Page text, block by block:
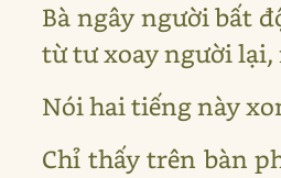
Bà ngây người bất
từ tư xoay người lại,
Nói hai tiếng này
Chỉ thấy trên bàn